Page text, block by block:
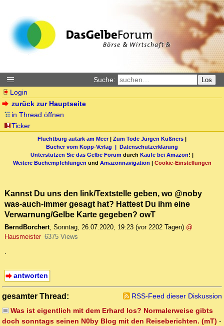
Suche: Los
Login
zurück zur Hauptseite
in Thread öffnen
Ticker
Fluchtburg autark am Meer| Zum Tode Jürgen Küßners |
Bücher vom Kopp-Verlag | Datenschutzerklärung
Unterstützen Sie das Gelbe Forum durch Käufe bei Amazon! |
Weitere Buchempfehlungen und Amazonnavigation | Cookie-Einstellungen
Kannst Du uns den link/Textstelle geben, wo @noby
was-auch-immer gesagt hat? Hattest Du ihm eine
Verwarnung/Gelbe Karte gegeben? owT
BerndBorchert, Sonntag, 26.07.2020, 19:23 (vor 2202 Tagen) @
Hausmeister 6375 Views
.
antworten
gesamter Thread:
RSS-Feed dieser Diskussion
Was ist eigentlich mit dem Erhard los? Normalerweise gibts
doch sonntags seinen N0by Blog mit den Reiseberichten. (mT) -